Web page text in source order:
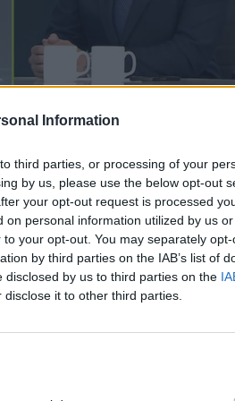
Information
third parties, or processing of your
by us, please use the below opt-out
your opt-out request is processed
personal information utilized by us
your opt-out. You may separately
by third parties on the IAB’s list of
by us to third parties on the
it to other third parties.
Akif Üstündağ, rilasciate
polemica internazionale di
direttamente il movimento
nell'ultima Champions
invece che commentare i
che analizza le strategie